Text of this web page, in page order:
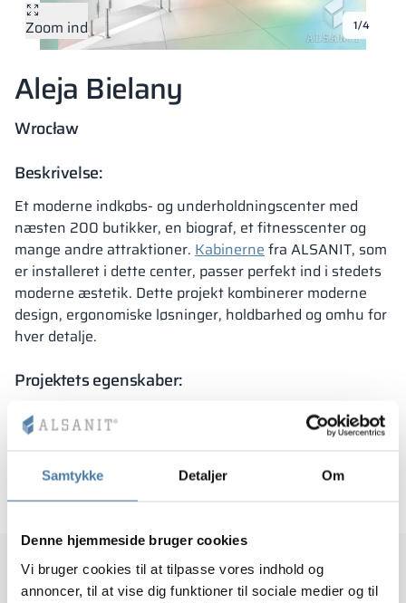
Samtykke Detaljer Om
Denne hjemmeside bruger cookies
Vi bruger cookies til at tilpasse vores indhold og
annoncer, til at vise dig funktioner til sociale medier og til
Vela
metalskabe
Partitioner
Altus
L-formede
1/4
Zoom ind
Aleja Bielany
Wrocław
Beskrivelse:
Et moderne indkøbs- og underholdningscenter med
næsten 200 butikker, en biograf, et fitnesscenter og
mange andre attraktioner. Kabinernefra ALSANIT, som
er installeret i dette center, passer perfekt ind i stedets
moderne æstetik. Dette projekt kombinerer moderne
design, ergonomiske løsninger, holdbarhed og omhu for
hver detalje.
Projektets egenskaber:
moderne design
opmærksomhed på hver detalje